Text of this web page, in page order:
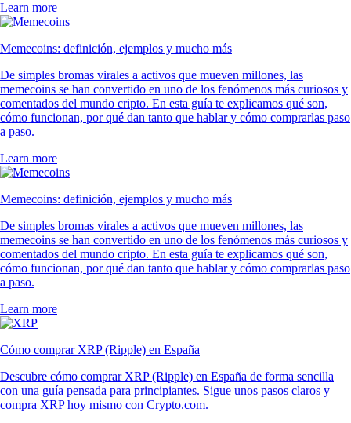
Learn more
Memecoins: definición, ejemplos y mucho más
De simples bromas virales a activos que mueven millones, las
memecoins se han convertido en uno de los fenómenos más curiosos y
comentados del mundo cripto. En esta guía te explicamos qué son,
cómo funcionan, por qué dan tanto que hablar y cómo comprarlas paso
a paso.
Learn more
Memecoins: definición, ejemplos y mucho más
De simples bromas virales a activos que mueven millones, las
memecoins se han convertido en uno de los fenómenos más curiosos y
comentados del mundo cripto. En esta guía te explicamos qué son,
cómo funcionan, por qué dan tanto que hablar y cómo comprarlas paso
a paso.
Learn more
Cómo comprar XRP (Ripple) en España
Descubre cómo comprar XRP (Ripple) en España de forma sencilla
con una guía pensada para principiantes. Sigue unos pasos claros y
compra XRP hoy mismo con Crypto.com.